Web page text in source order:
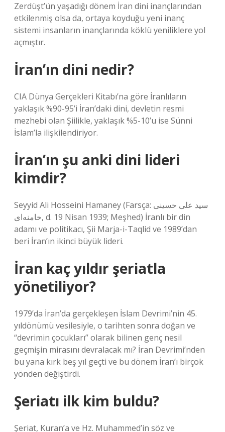
Zerdüşt’ün yaşadığı dönem İran dini inançlarından
etkilenmiş olsa da, ortaya koyduğu yeni inanç
sistemi insanların inançlarında köklü yeniliklere yol
açmıştır.
İran’ın dini nedir?
CIA Dünya Gerçekleri Kitabı’na göre İranlıların
yaklaşık %90-95’i İran’daki dini, devletin resmi
mezhebi olan Şiilikle, yaklaşık %5-10’u ise Sünni
İslam’la ilişkilendiriyor.
İran’ın şu anki dini lideri
kimdir?
Seyyid Ali Hosseini Hamaney (Farsça: سید علی حسینی
خامنه‌ای‎, d. 19 Nisan 1939; Meşhed) İranlı bir din
adamı ve politikacı, Şii Marja-i-Taqlid ve 1989’dan
beri İran’ın ikinci büyük lideri.
İran kaç yıldır şeriatla
yönetiliyor?
1979’da İran’da gerçekleşen İslam Devrimi’nin 45.
yıldönümü vesilesiyle, o tarihten sonra doğan ve
“devrimin çocukları” olarak bilinen genç nesil
geçmişin mirasını devralacak mı? İran Devrimi’nden
bu yana kırk beş yıl geçti ve bu dönem İran’ı birçok
yönden değiştirdi.
Şeriatı ilk kim buldu?
Şeriat, Kuran’a ve Hz. Muhammed’in söz ve